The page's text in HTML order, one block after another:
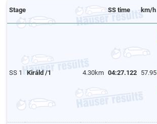
Stage SS time km/h
SS 1 Királd /1 4.30km 04:27.122 57.95